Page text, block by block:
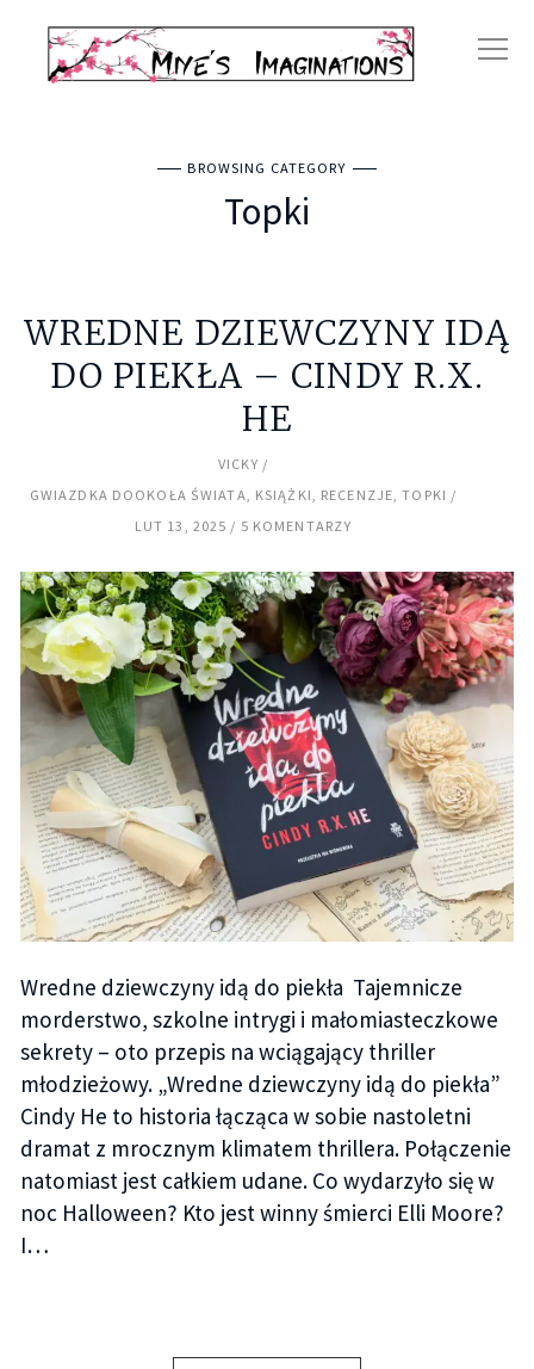
BROWSING CATEGORY
Topki
WREDNE DZIEWCZYNY IDĄ
DO PIEKŁA – CINDY R.X.
HE
VICKY
GWIAZDKA DOOKOŁA ŚWIATA
KSIĄŻKI RECENZJE ,TOPKI
LUT 13, 2025
5 KOMENTARZY
Wredne dziewczyny idą do piekła Tajemnicze
morderstwo, szkolne intrygi i małomiasteczkowe
sekrety – oto przepis na wciągający thriller
młodzieżowy. „Wredne dziewczyny idą do piekła”
Cindy He to historia łącząca w sobie nastoletni
dramat z mrocznym klimatem thrillera. Połączenie
natomiast jest całkiem udane. Co wydarzyło się w
noc Halloween? Kto jest winny śmierci Elli Moore?
I…